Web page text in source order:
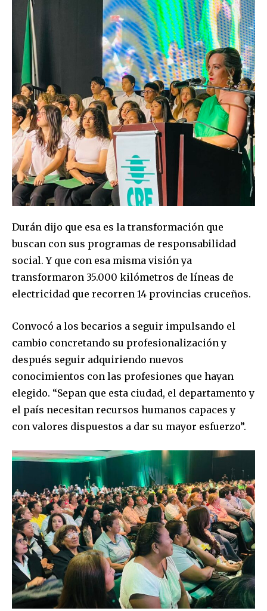
Join our community of
SUBSCRIBERS and be part of the
conversation.
To subscribe, simply enter your email address on our website
or click the subscribe button below. Don't worry, we respect
your privacy and won't spam your inbox. Your information is
safe with us.
SUBSCRIBE
I've read and accept thePrivacy Policy.
Durán dijo que esa es la transformación que
buscan con sus programas de responsabilidad
social. Y que con esa misma visión ya
transformaron 35.000 kilómetros de líneas de
electricidad que recorren 14 provincias cruceños.
Convocó a los becarios a seguir impulsando el
cambio concretando su profesionalización y
después seguir adquiriendo nuevos
conocimientos con las profesiones que hayan
elegido. “Sepan que esta ciudad, el departamento y
el país necesitan recursos humanos capaces y
con valores dispuestos a dar su mayor esfuerzo”.